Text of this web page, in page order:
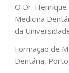
O Dr.
Medicina
da
Formação de
Dentária,